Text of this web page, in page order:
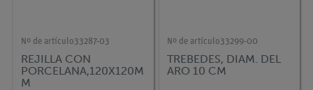
Nº de artículo33287-03
REJILLA CON
PORCELANA,120X120M
M
Nº de artículo33299-00
TREBEDES, DIAM. DEL
ARO 10 CM